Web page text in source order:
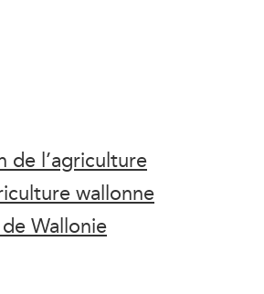
de l’agriculture
wallonne
Wallonie